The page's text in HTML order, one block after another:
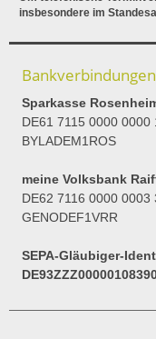
insbesondere im
Sparkasse
DE61 7115 0000 0000
BYLADEM1ROS
meine Volksbank
DE62 7116 0000 0003
GENODEF1VRR
SEPA-Gläubiger-